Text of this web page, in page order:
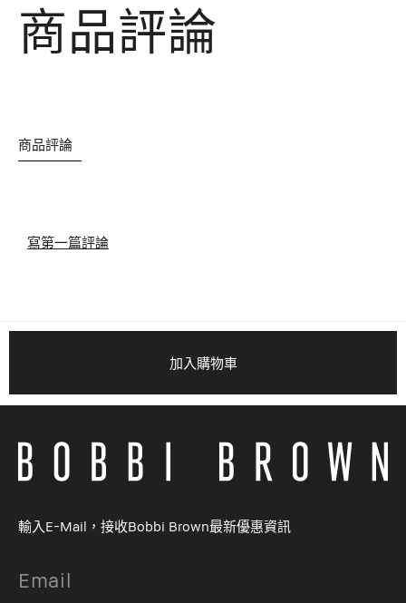
商品評論
商品評論
寫第一篇評論
加入購物車
輸入E-Mail，接收Bobbi Brown最新優惠資訊